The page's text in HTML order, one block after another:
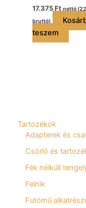
Tartozékok
Adapterek és
Csörlő és
Fék nélküli
Felnik
Futómű
17.375Ft nettó (
bruttó)
teszem